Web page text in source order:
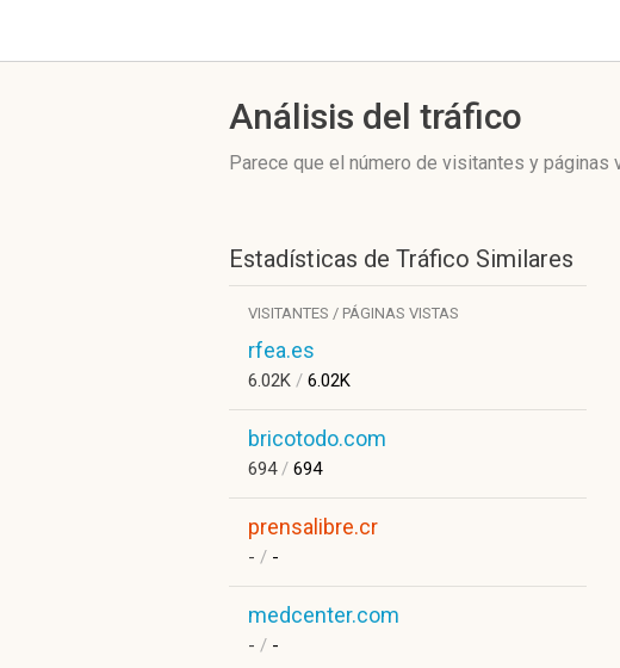
Análisis del tráfico
Parece que el número de visitantes y
Estadísticas de Tráfico Similares
VISITANTES / PÁGINAS VISTAS
rfea.es
6.02K / 6.02K
bricotodo.com
694/ 694
prensalibre.cr
- / -
medcenter.com
- / -